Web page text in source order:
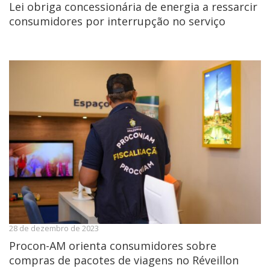
Lei obriga concessionária de energia a ressarcir
consumidores por interrupção no serviço
28 de dezembro de 2023
Procon-AM orienta consumidores sobre